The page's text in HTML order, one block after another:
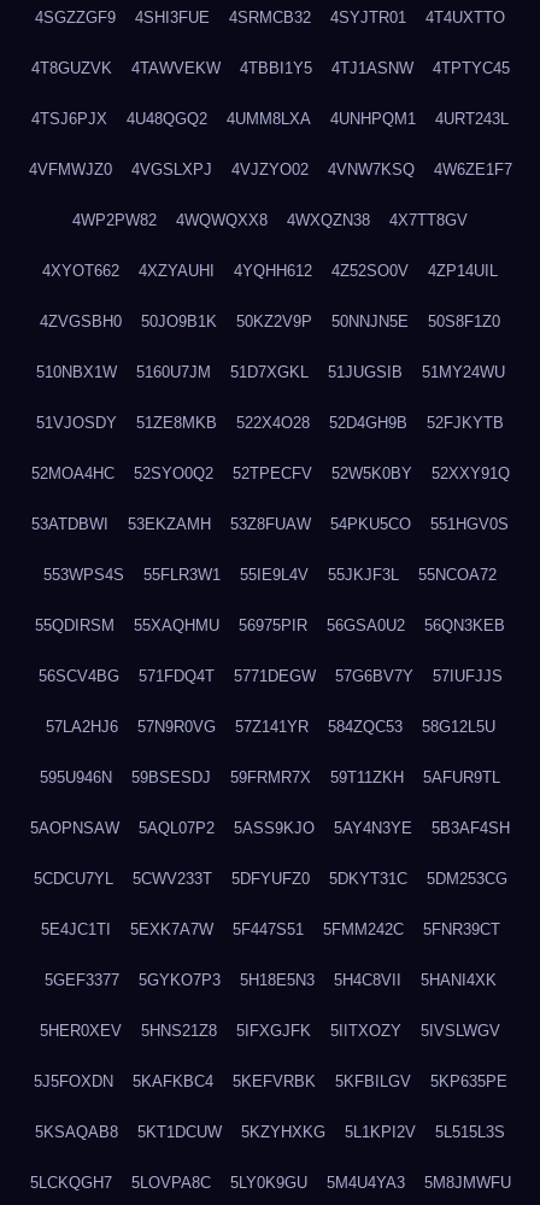
4SGZZGF9 4SHI3FUE 4SRMCB32 4SYJTR01 4T4UXTTO
4T8GUZVK 4TAWVEKW 4TBBI1Y5 4TJ1ASNW 4TPTYC45
4TSJ6PJX 4U48QGQ2 4UMM8LXA 4UNHPQM1 4URT243L
4VFMWJZ0 4VGSLXPJ 4VJZYO02 4VNW7KSQ 4W6ZE1F7
4WP2PW82 4WQWQXX8 4WXQZN38 4X7TT8GV
4XYOT662 4XZYAUHI 4YQHH612 4Z52SO0V 4ZP14UIL
4ZVGSBH0 50JO9B1K 50KZ2V9P 50NNJN5E 50S8F1Z0
510NBX1W 5160U7JM 51D7XGKL 51JUGSIB 51MY24WU
51VJOSDY 51ZE8MKB 522X4O28 52D4GH9B 52FJKYTB
52MOA4HC 52SYO0Q2 52TPECFV 52W5K0BY 52XXY91Q
53ATDBWI 53EKZAMH 53Z8FUAW 54PKU5CO 551HGV0S
553WPS4S 55FLR3W1 55IE9L4V 55JKJF3L 55NCOA72
55QDIRSM 55XAQHMU 56975PIR 56GSA0U2 56QN3KEB
56SCV4BG 571FDQ4T 5771DEGW 57G6BV7Y 57IUFJJS
57LA2HJ6 57N9R0VG 57Z141YR 584ZQC53 58G12L5U
595U946N 59BSESDJ 59FRMR7X 59T11ZKH 5AFUR9TL
5AOPNSAW 5AQL07P2 5ASS9KJO 5AY4N3YE 5B3AF4SH
5CDCU7YL 5CWV233T 5DFYUFZ0 5DKYT31C 5DM253CG
5E4JC1TI 5EXK7A7W 5F447S51 5FMM242C 5FNR39CT
5GEF3377 5GYKO7P3 5H18E5N3 5H4C8VII 5HANI4XK
5HER0XEV 5HNS21Z8 5IFXGJFK 5IITXOZY 5IVSLWGV
5J5FOXDN 5KAFKBC4 5KEFVRBK 5KFBILGV 5KP635PE
5KSAQAB8 5KT1DCUW 5KZYHXKG 5L1KPI2V 5L515L3S
5LCKQGH7 5LOVPA8C 5LY0K9GU 5M4U4YA3 5M8JMWFU